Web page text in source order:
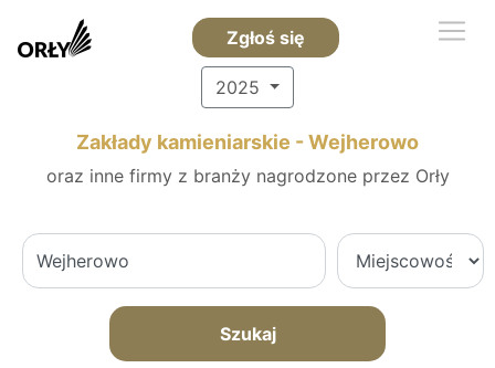
Zgłoś się
2025
Zakłady kamieniarskie - Wejherowo
oraz inne firmy z branży nagrodzone przez Orły
Szukaj